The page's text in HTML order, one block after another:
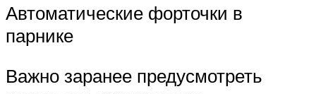
Автоматические форточки в
парнике
Важно заранее предусмотреть